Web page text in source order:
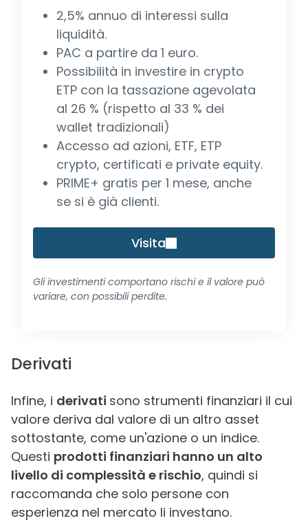
2,5% annuo di interessi sulla
liquidità.
PAC a partire da 1 euro.
Possibilità in investire in crypto
ETP con la tassazione agevolata
al 26 % (rispetto al 33 % dei
wallet tradizionali)
Accesso ad azioni, ETF, ETP
crypto, certificati e private equity.
PRIME+ gratis per 1 mese, anche
se si è già clienti.
Visita
Gli investimenti comportano rischi e il valore può
variare, con possibili perdite.
Derivati
Infine, i derivati sono strumenti finanziari il cui
valore deriva dal valore di un altro asset
sottostante, come un'azione o un indice.
Questi prodotti finanziari hanno un alto
livello di complessità e rischio, quindi si
raccomanda che solo persone con
esperienza nel mercato li investano.